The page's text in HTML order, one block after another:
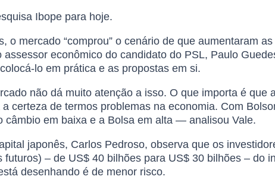
Ibope para hoje.
o mercado “comprou” o cenário de que aumentaram
econômico do candidato do PSL, Paulo
lo em prática e as propostas em si.
não dá muito atenção a isso. O que importa é que
certeza de termos problemas na economia. Com
câmbio em baixa e a Bolsa em alta — analisou Vale.
japonês, Carlos Pedroso, observa que os
– de US$ 40 bilhões para US$ 30 bilhões – do
desenhando é de menor risco.